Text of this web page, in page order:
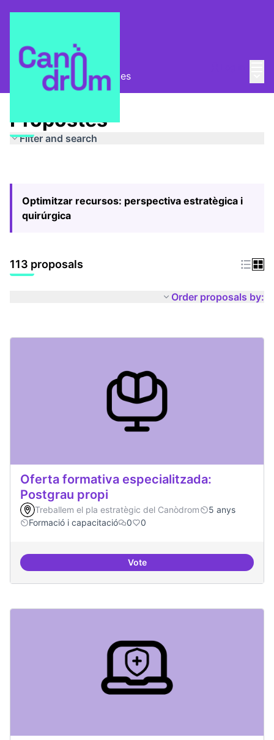
Pla Estratègic Propostes
Propostes
Filter and search
Optimitzar recursos: perspectiva estratègica i
quirúrgica
113 proposals
Order proposals by:
Oferta formativa especialitzada:
Postgrau propi
Treballem el pla estratègic del Canòdrom
5 anys
Formació i capacitació
0 0
VoteOferta formativa especialitzada: